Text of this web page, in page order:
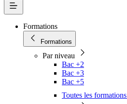
Formations
Formations
Par niveau
Bac +2
Bac +3
Bac +5
Toutes les formations